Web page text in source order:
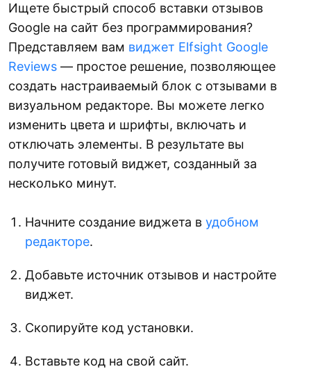
Ищете быстрый способ вставки отзывов
Google на сайт без программирования?
Представляем вам виджет Elfsight Google
Reviews — простое решение, позволяющее
создать настраиваемый блок с отзывами в
визуальном редакторе. Вы можете легко
изменить цвета и шрифты, включать и
отключать элементы. В результате вы
получите готовый виджет, созданный за
несколько минут.
Начните создание виджета в удобном
редакторе.
Добавьте источник отзывов и настройте
виджет.
Скопируйте код установки.
Вставьте код на свой сайт.